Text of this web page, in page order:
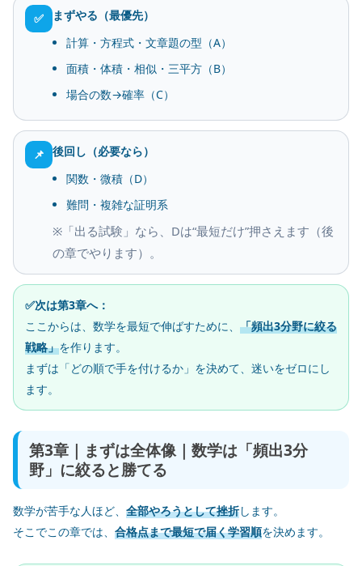
✅
まずやる（最優先）
計算・方程式・文章題の型（A）
面積・体積・相似・三平方（B）
場合の数→確率（C）
📌 後回し（必要なら）
関数・微積（D）
難問・複雑な証明系
※「出る試験」なら、Dは“最短だけ”押さえます（後
の章でやります）。
✅次は第3章へ：
ここからは、数学を最短で伸ばすために、 「頻出3分野に絞る
戦略」を作ります。
まずは「どの順で手を付けるか」を決めて、迷いをゼロにし
ます。
第3章｜まずは全体像｜数学は「頻出3分
野」に絞ると勝てる
数学が苦手な人ほど、 全部やろうとして挫折します。
そこでこの章では、 合格点まで最短で届く学習順を決めます。